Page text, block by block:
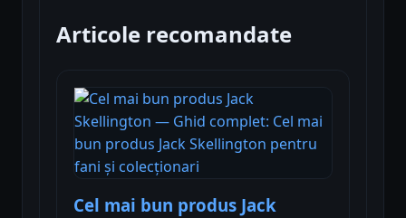
Articole recomandate
Cel mai bun produs Jack